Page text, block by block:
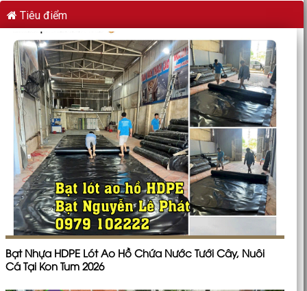
Tiêu điểm
Bạt Nhựa HDPE Lót Ao Hồ Chứa Nước Tưới Cây, Nuôi
Cá Tại Kon Tum 2026